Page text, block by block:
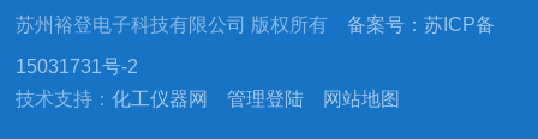
苏州裕登电子科技有限公司 版权所有备案号：苏ICP备
15031731号-2
技术支持：化工仪器网 管理登陆 网站地图